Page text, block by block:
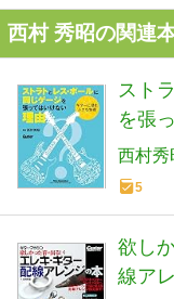
西村 秀昭の関連
スト
を張
む小
ムッ
西村秀
5
欲し
線ア